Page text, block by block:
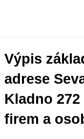
Výpis
adrese
Kladno
firem a